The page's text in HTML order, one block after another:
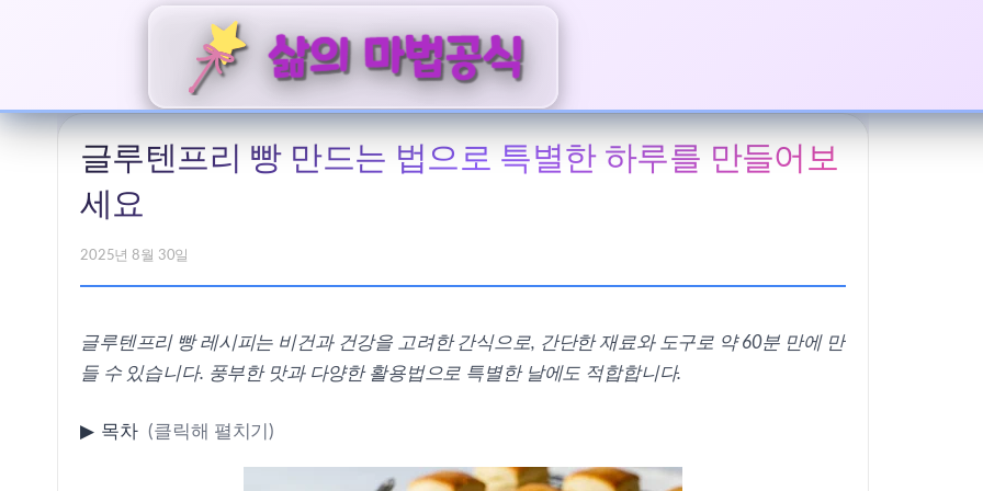
글루텐프리 빵 만드는 법으로 특별한 하루를 만들어보
세요
2025년 8월 30일
글루텐프리 빵 레시피는 비건과 건강을 고려한 간식으로, 간단한 재료와 도구로 약 60분 만에 만
들 수 있습니다. 풍부한 맛과 다양한 활용법으로 특별한 날에도 적합합니다.
▶ 목차